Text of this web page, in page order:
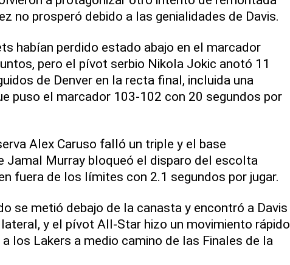
no prosperó debido a las genialidades de Davis.
habían perdido estado abajo en el marcador
pero el pívot serbio Nikola Jokic anotó 11
de Denver en la recta final, incluida una
puso el marcador 103-102 con 20 segundos por
Alex Caruso falló un triple y el base
Jamal Murray bloqueó el disparo del escolta
fuera de los límites con 2.1 segundos por jugar.
se metió debajo de la canasta y encontró a Davis
y el pívot All-Star hizo un movimiento rápido
a los Lakers a medio camino de las Finales de la